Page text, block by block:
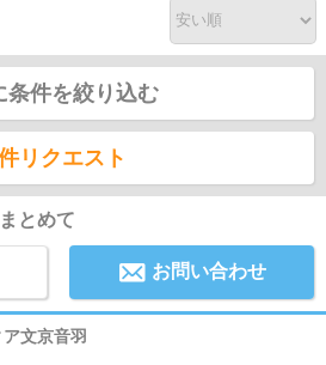
条件を絞り込む
リクエスト
とめて
お問い合わせ
文京音羽